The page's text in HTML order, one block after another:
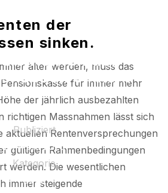
Renten der
sinken.
Publiziert
24 April 2025
Kategorie
2022
der
sinken.
älter werden, muss das
für immer mehr
der jährlich ausbezahlten
richtigen Massnahmen lässt sich
aktuellen Rentenversprechungen
gültigen Rahmenbedingungen
werden. Die wesentlichen
immer steigende